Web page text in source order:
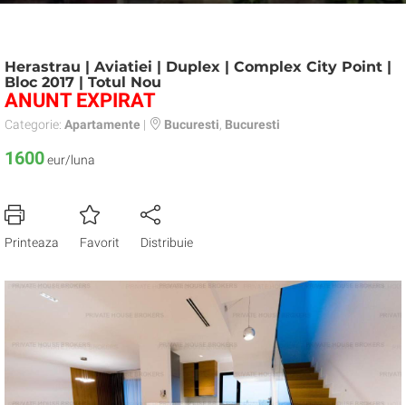
Herastrau | Aviatiei | Duplex | Complex City Point |
Bloc 2017 | Totul Nou
ANUNT EXPIRAT
Categorie: Apartamente | Bucuresti Bucuresti
1600eur/luna
Printeaza Favorit Distribuie